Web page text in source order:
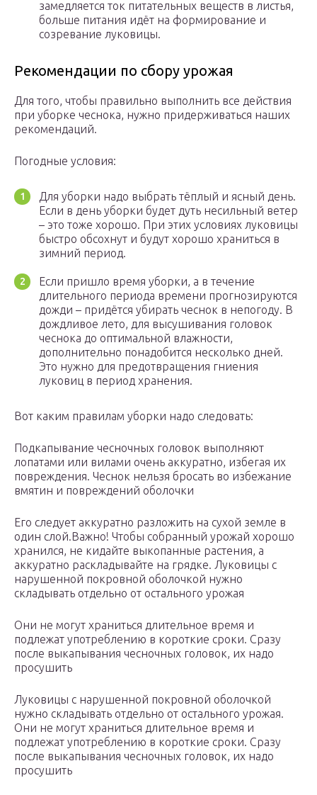
замедляется ток питательных веществ в листья,
больше питания идёт на формирование и
созревание луковицы.
Рекомендации по сбору урожая
Для того, чтобы правильно выполнить все действия
при уборке чеснока, нужно придерживаться наших
рекомендаций.
Погодные условия:
Для уборки надо выбрать тёплый и ясный день.
Если в день уборки будет дуть несильный ветер
– это тоже хорошо. При этих условиях луковицы
быстро обсохнут и будут хорошо храниться в
зимний период.
Если пришло время уборки, а в течение
длительного периода времени прогнозируются
дожди – придётся убирать чеснок в непогоду. В
дождливое лето, для высушивания головок
чеснока до оптимальной влажности,
дополнительно понадобится несколько дней.
Это нужно для предотвращения гниения
луковиц в период хранения.
Вот каким правилам уборки надо следовать:
Подкапывание чесночных головок выполняют
лопатами или вилами очень аккуратно, избегая их
повреждения. Чеснок нельзя бросать во избежание
вмятин и повреждений оболочки
Его следует аккуратно разложить на сухой земле в
один слой.Важно! Чтобы собранный урожай хорошо
хранился, не кидайте выкопанные растения, а
аккуратно раскладывайте на грядке. Луковицы с
нарушенной покровной оболочкой нужно
складывать отдельно от остального урожая
Они не могут храниться длительное время и
подлежат употреблению в короткие сроки. Сразу
после выкапывания чесночных головок, их надо
просушить
Луковицы с нарушенной покровной оболочкой
нужно складывать отдельно от остального урожая.
Они не могут храниться длительное время и
подлежат употреблению в короткие сроки. Сразу
после выкапывания чесночных головок, их надо
просушить